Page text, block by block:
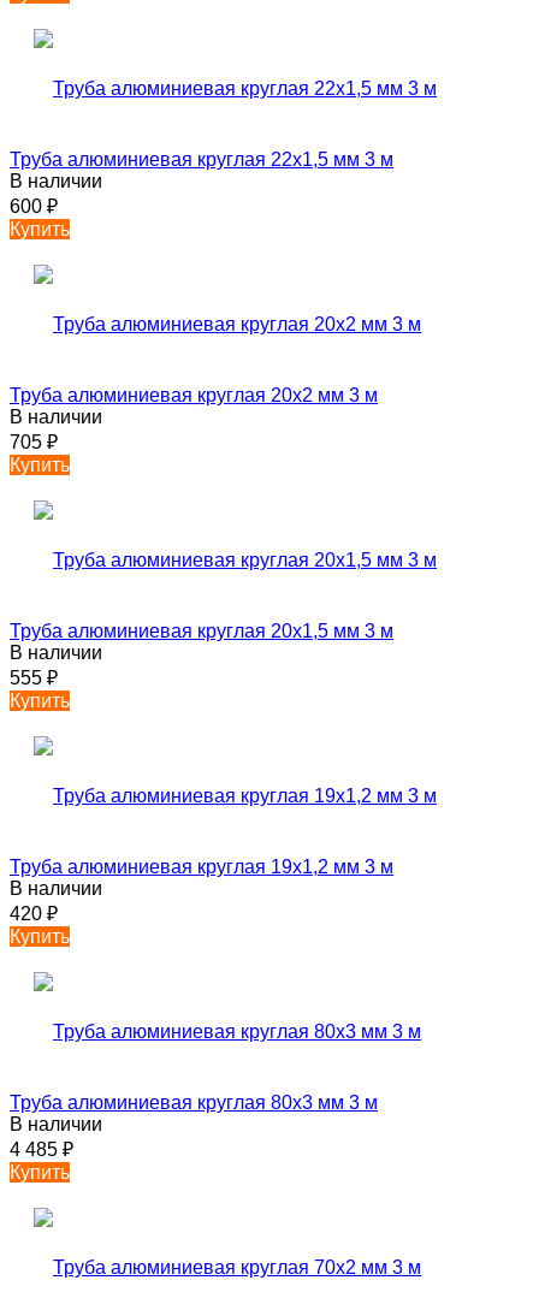
Труба алюминиевая круглая 22х1,5 мм 3 м
В наличии
600 ₽
Купить
Труба алюминиевая круглая 20х2 мм 3 м
В наличии
705 ₽
Купить
Труба алюминиевая круглая 20х1,5 мм 3 м
В наличии
555 ₽
Купить
Труба алюминиевая круглая 19х1,2 мм 3 м
В наличии
420 ₽
Купить
Труба алюминиевая круглая 80х3 мм 3 м
В наличии
4 485 ₽
Купить